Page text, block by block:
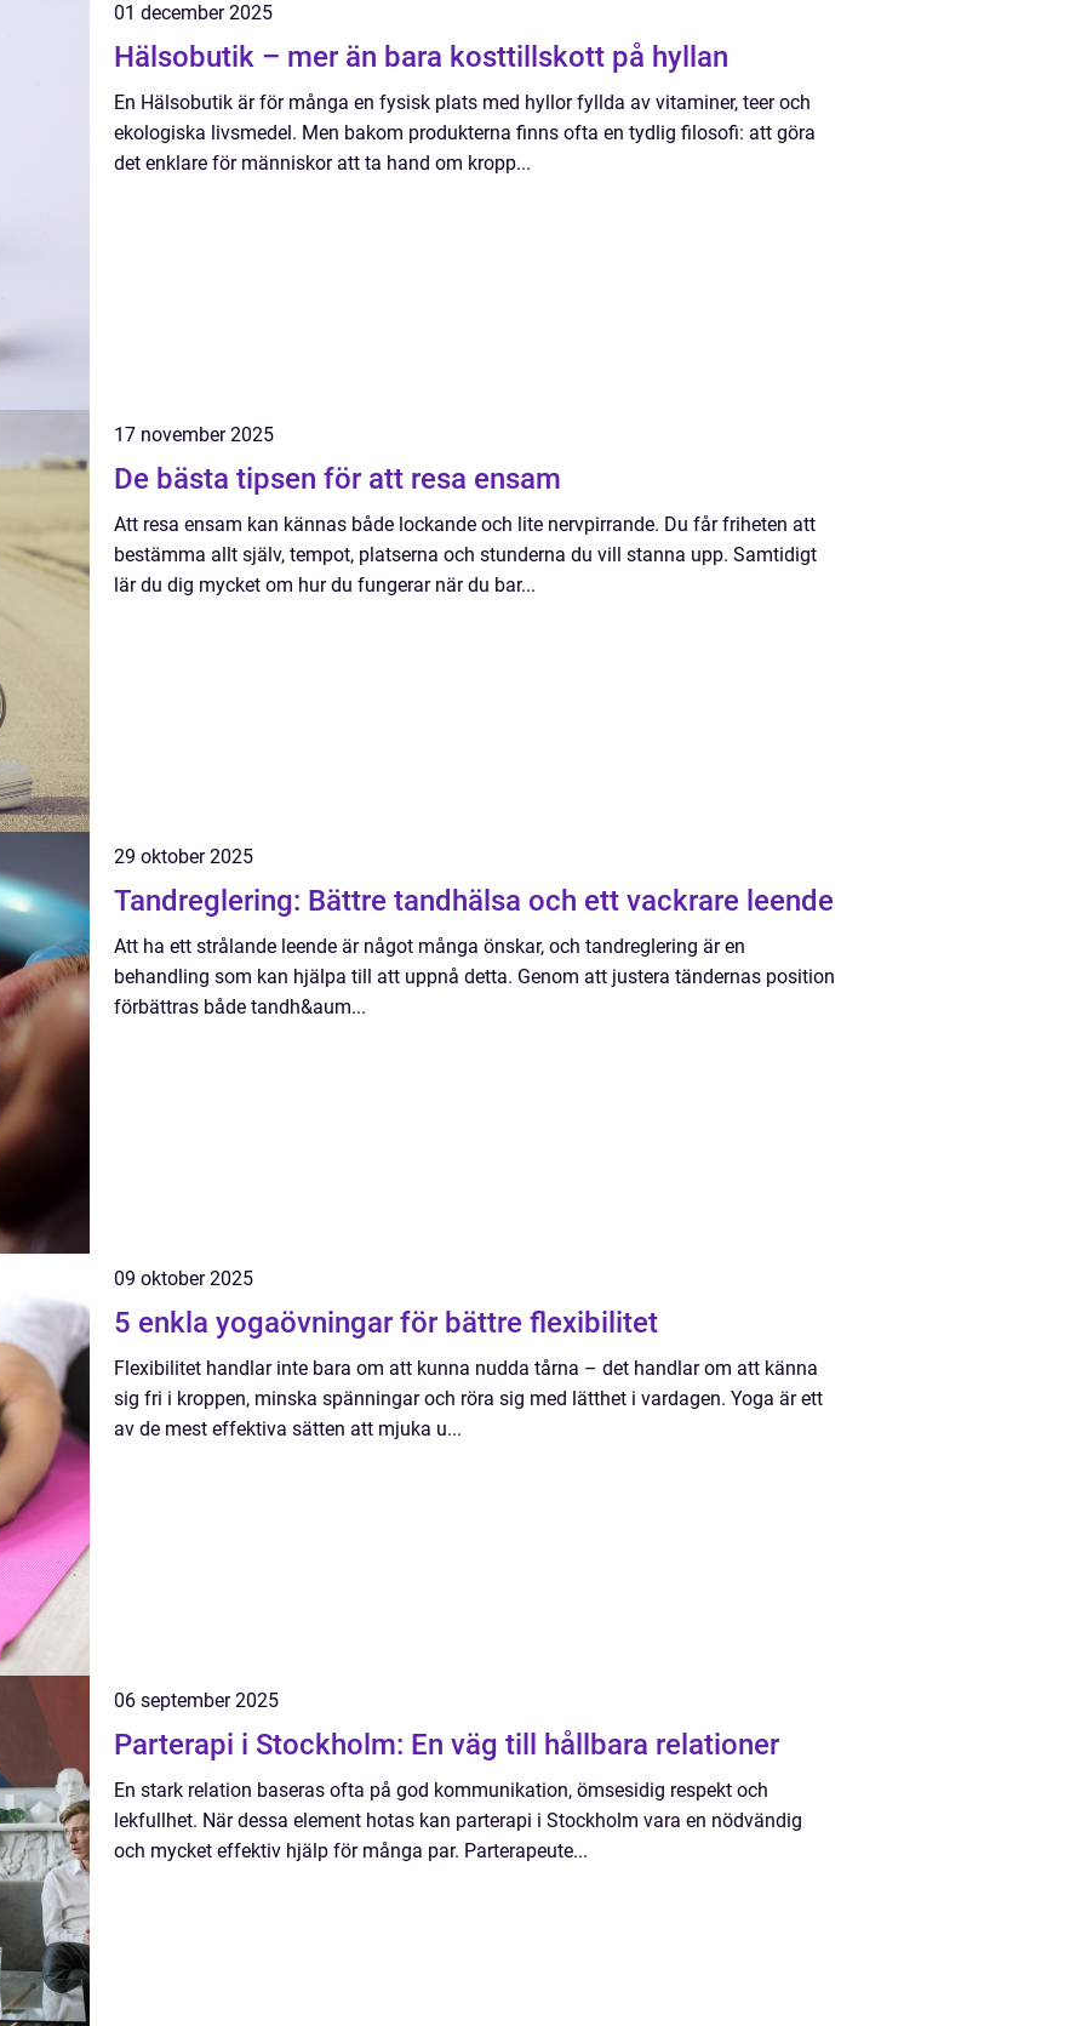
01 december 2025
Hälsobutik – mer än bara kosttillskott på hyllan
En Hälsobutik är för många en fysisk plats med hyllor fyllda av vitaminer, teer och
ekologiska livsmedel. Men bakom produkterna finns ofta en tydlig filosofi: att göra
det enklare för människor att ta hand om kropp...
17 november 2025
De bästa tipsen för att resa ensam
Att resa ensam kan kännas både lockande och lite nervpirrande. Du får friheten att
bestämma allt själv, tempot, platserna och stunderna du vill stanna upp. Samtidigt
lär du dig mycket om hur du fungerar när du bar...
29 oktober 2025
Tandreglering: Bättre tandhälsa och ett vackrare leende
Att ha ett strålande leende är något många önskar, och tandreglering är en
behandling som kan hjälpa till att uppnå detta. Genom att justera tändernas position
förbättras både tandh&aum...
09 oktober 2025
5 enkla yogaövningar för bättre flexibilitet
Flexibilitet handlar inte bara om att kunna nudda tårna – det handlar om att känna
sig fri i kroppen, minska spänningar och röra sig med lätthet i vardagen. Yoga är ett
av de mest effektiva sätten att mjuka u...
06 september 2025
Parterapi i Stockholm: En väg till hållbara relationer
En stark relation baseras ofta på god kommunikation, ömsesidig respekt och
lekfullhet. När dessa element hotas kan parterapi i Stockholm vara en nödvändig
och mycket effektiv hjälp för många par. Parterapeute...